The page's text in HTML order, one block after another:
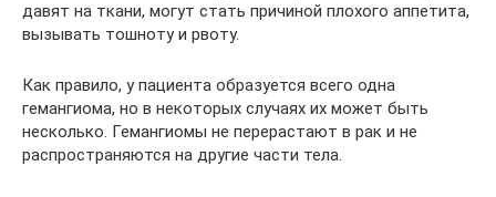
давят на ткани, могут стать причиной плохого аппетита,
вызывать тошноту и рвоту.
Как правило, у пациента образуется всего одна
гемангиома, но в некоторых случаях их может быть
несколько. Гемангиомы не перерастают в рак и не
распространяются на другие части тела.